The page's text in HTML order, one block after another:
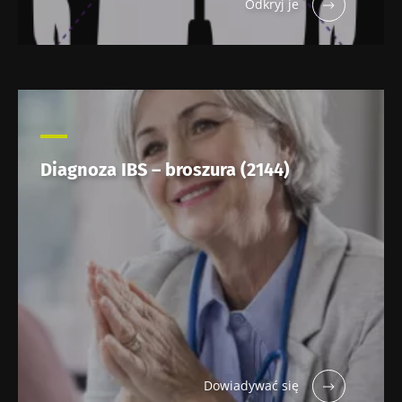
Odkryj je
Diagnoza IBS – broszura (2144)
Dowiadywać się